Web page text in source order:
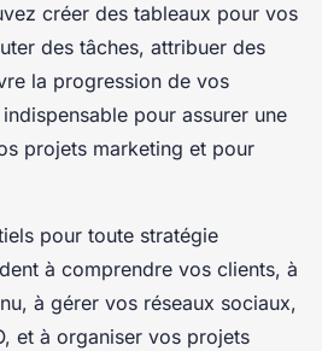
créer des tableaux pour vos
des tâches, attribuer des
la progression de vos
pour assurer une
projets marketing et pour
pour toute stratégie
à comprendre vos clients, à
à gérer vos réseaux sociaux,
et à organiser vos projets